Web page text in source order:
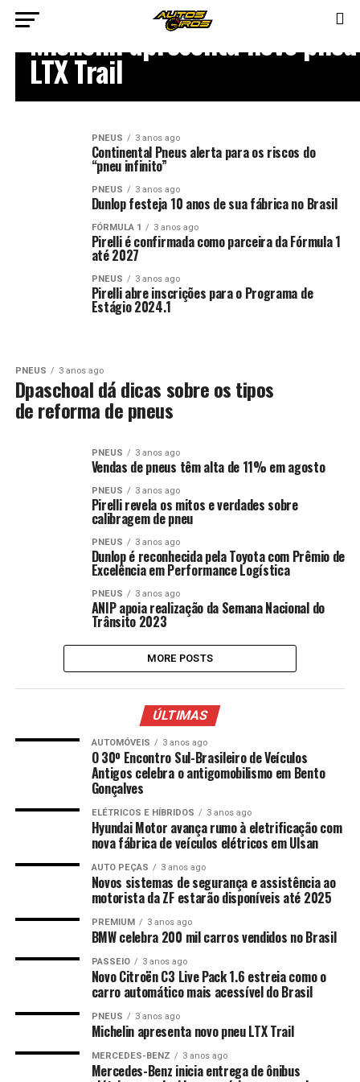
Michelin apresenta novo pneu
LTX Trail
PNEUS 3 anos ago
Continental Pneus alerta para os riscos do
“pneu infinito”
PNEUS 3 anos ago
Dunlop festeja 10 anos de sua fábrica no Brasil
FÓRMULA 1 3 anos ago
Pirelli é confirmada como parceira da Fórmula 1
até 2027
PNEUS 3 anos ago
Pirelli abre inscrições para o Programa de
Estágio 2024.1
PNEUS 3 anos ago
Dpaschoal dá dicas sobre os tipos
de reforma de pneus
PNEUS 3 anos ago
Vendas de pneus têm alta de 11% em agosto
PNEUS 3 anos ago
Pirelli revela os mitos e verdades sobre
calibragem de pneu
PNEUS 3 anos ago
Dunlop é reconhecida pela Toyota com Prêmio de
Excelência em Performance Logística
PNEUS 3 anos ago
ANIP apoia realização da Semana Nacional do
Trânsito 2023
MORE POSTS
ÚLTIMAS
AUTOMÓVEIS 3 anos ago
O 30º Encontro Sul-Brasileiro de Veículos
Antigos celebra o antigomobilismo em Bento
Gonçalves
ELÉTRICOS E HÍBRIDOS 3 anos ago
Hyundai Motor avança rumo à eletrificação com
nova fábrica de veículos elétricos em Ulsan
AUTO PEÇAS 3 anos ago
Novos sistemas de segurança e assistência ao
motorista da ZF estarão disponíveis até 2025
PREMIUM 3 anos ago
BMW celebra 200 mil carros vendidos no Brasil
PASSEIO 3 anos ago
Novo Citroën C3 Live Pack 1.6 estreia como o
carro automático mais acessível do Brasil
PNEUS 3 anos ago
Michelin apresenta novo pneu LTX Trail
MERCEDES-BENZ 3 anos ago
Mercedes-Benz inicia entrega de ônibus